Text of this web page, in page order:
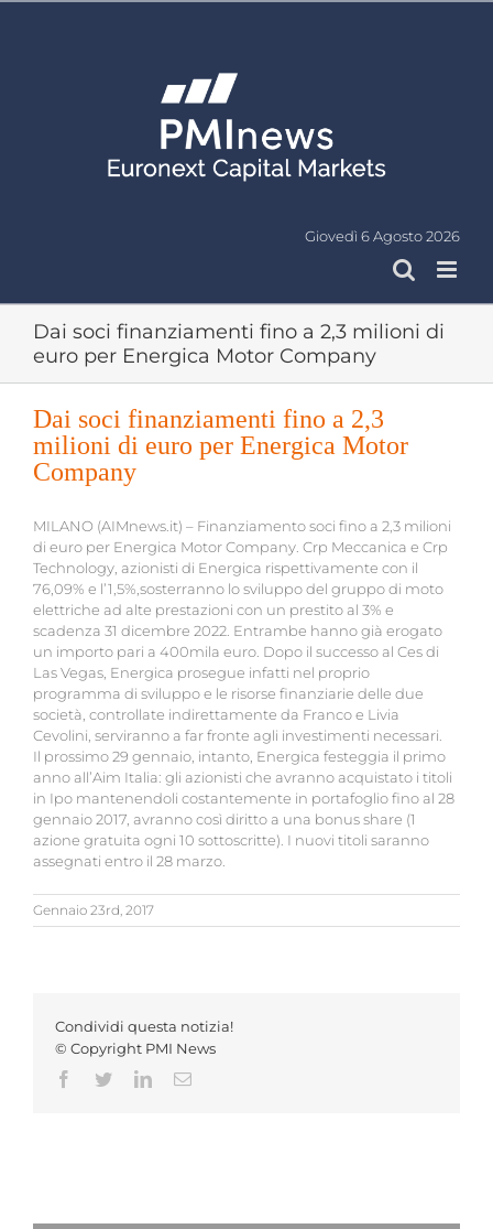
Giovedì 6 Agosto 2026
Dai soci finanziamenti fino a 2,3 milioni di
euro per Energica Motor Company
Dai soci finanziamenti fino a 2,3
milioni di euro per Energica Motor
Company
MILANO (AIMnews.it) – Finanziamento soci fino a 2,3 milioni
di euro per Energica Motor Company. Crp Meccanica e Crp
Technology, azionisti di Energica rispettivamente con il
76,09% e l’1,5%,sosterranno lo sviluppo del gruppo di moto
elettriche ad alte prestazioni con un prestito al 3% e
scadenza 31 dicembre 2022. Entrambe hanno già erogato
un importo pari a 400mila euro. Dopo il successo al Ces di
Las Vegas, Energica prosegue infatti nel proprio
programma di sviluppo e le risorse finanziarie delle due
società, controllate indirettamente da Franco e Livia
Cevolini, serviranno a far fronte agli investimenti necessari.
Il prossimo 29 gennaio, intanto, Energica festeggia il primo
anno all’Aim Italia: gli azionisti che avranno acquistato i titoli
in Ipo mantenendoli costantemente in portafoglio fino al 28
gennaio 2017, avranno così diritto a una bonus share (1
azione gratuita ogni 10 sottoscritte). I nuovi titoli saranno
assegnati entro il 28 marzo.
Gennaio 23rd, 2017
Condividi questa notizia!
© Copyright PMI News
Facebook
TwitterLinkedInEmail